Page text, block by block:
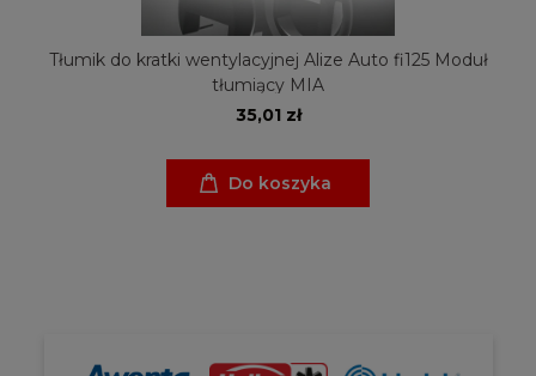
Tłumik do kratki wentylacyjnej Alize Auto fi125 Moduł
tłumiący MIA
35,01 zł
Do koszyka